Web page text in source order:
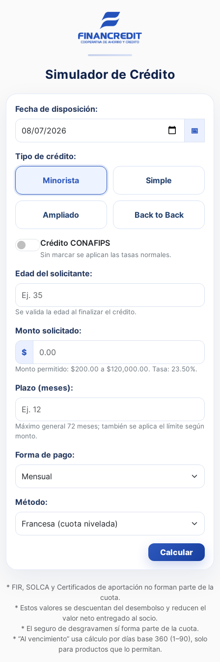
Simulador de Crédito
Fecha de disposición:
📅
Tipo de crédito:
Minorista Simple
Ampliado Back to Back
Crédito CONAFIPS
Sin marcar se aplican las tasas normales.
Edad del solicitante:
Se valida la edad al finalizar el crédito.
Monto solicitado:
$
Monto permitido: $200.00 a $120,000.00. Tasa: 23.50%.
Plazo (meses):
Máximo general 72 meses; también se aplica el límite según
monto.
Forma de pago:
Método:
Calcular
* FIR, SOLCA y Certificados de aportación no forman parte de la
cuota.
* Estos valores se descuentan del desembolso y reducen el
valor neto entregado al socio.
* El seguro de desgravamen sí forma parte de la cuota.
* “Al vencimiento” usa cálculo por días base 360 (1–90), solo
para productos que lo permitan.